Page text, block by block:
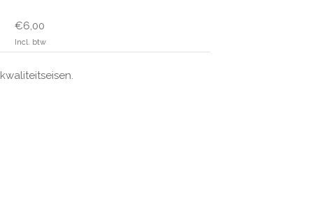
€6,00
Incl. btw